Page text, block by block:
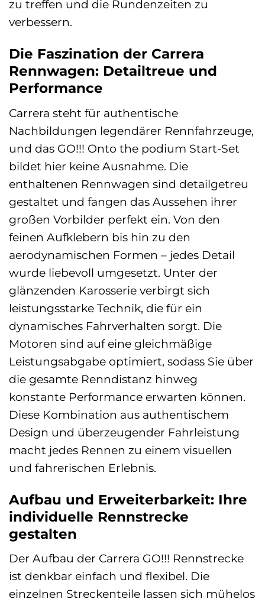
zu treffen und die Rundenzeiten zu
verbessern.
Die Faszination der Carrera
Rennwagen: Detailtreue und
Performance
Carrera steht für authentische
Nachbildungen legendärer Rennfahrzeuge,
und das GO!!! Onto the podium Start-Set
bildet hier keine Ausnahme. Die
enthaltenen Rennwagen sind detailgetreu
gestaltet und fangen das Aussehen ihrer
großen Vorbilder perfekt ein. Von den
feinen Aufklebern bis hin zu den
aerodynamischen Formen – jedes Detail
wurde liebevoll umgesetzt. Unter der
glänzenden Karosserie verbirgt sich
leistungsstarke Technik, die für ein
dynamisches Fahrverhalten sorgt. Die
Motoren sind auf eine gleichmäßige
Leistungsabgabe optimiert, sodass Sie über
die gesamte Renndistanz hinweg
konstante Performance erwarten können.
Diese Kombination aus authentischem
Design und überzeugender Fahrleistung
macht jedes Rennen zu einem visuellen
und fahrerischen Erlebnis.
Aufbau und Erweiterbarkeit: Ihre
individuelle Rennstrecke
gestalten
Der Aufbau der Carrera GO!!! Rennstrecke
ist denkbar einfach und flexibel. Die
einzelnen Streckenteile lassen sich mühelos